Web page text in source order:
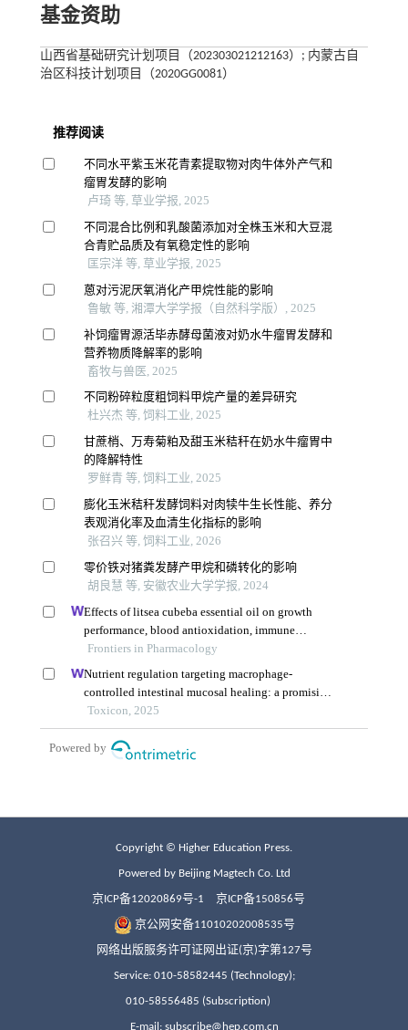
基金资助
山西省基础研究计划项目（202303021212163）; 内蒙古自
治区科技计划项目（2020GG0081）
Copyright © Higher Education Press.
Powered by Beijing Magtech Co. Ltd
京ICP备12020869号-1 京ICP备150856号
京公网安备11010202008535号
网络出版服务许可证网出证(京)字第127号
Service: 010-58582445 (Technology);
010-58556485 (Subscription)
E-mail: subscribe@hep.com.cn